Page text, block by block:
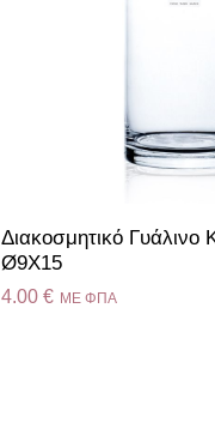
Διακοσμητικό Γυάλινο
Ø9Χ15
4.00 € ME ΦΠΑ